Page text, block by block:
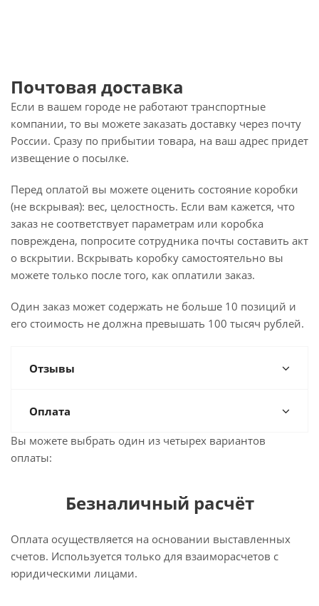
Почтовая доставка
Если в вашем городе не работают транспортные
компании, то вы можете заказать доставку через почту
России. Сразу по прибытии товара, на ваш адрес придет
извещение о посылке.
Перед оплатой вы можете оценить состояние коробки
(не вскрывая): вес, целостность. Если вам кажется, что
заказ не соответствует параметрам или коробка
повреждена, попросите сотрудника почты составить акт
о вскрытии. Вскрывать коробку самостоятельно вы
можете только после того, как оплатили заказ.
Один заказ может содержать не больше 10 позиций и
его стоимость не должна превышать 100 тысяч рублей.
Отзывы
Оплата
Вы можете выбрать один из четырех вариантов
оплаты:
Безналичный расчёт
Оплата осуществляется на основании выставленных
счетов. Используется только для взаиморасчетов с
юридическими лицами.